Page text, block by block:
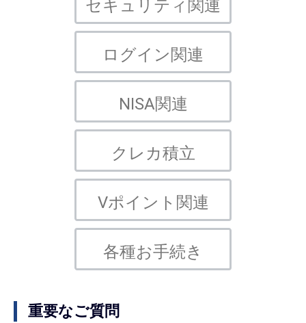
セキュリティ関連
ログイン関連
NISA関連
クレカ積立
Vポイント関連
各種お手続き
重要なご質問